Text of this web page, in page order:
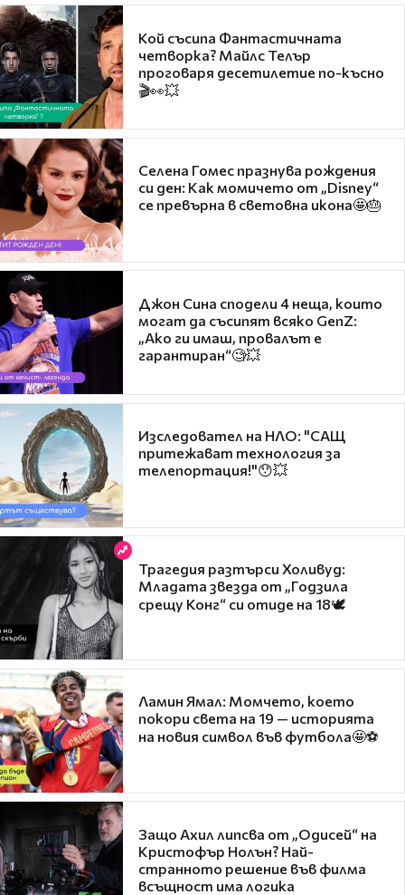
Кой съсипа Фантастичната
четворка? Майлс Телър
проговаря десетилетие по-късно
🎬👀💥
Селена Гомес празнува рождения
си ден: Как момичето от „Disney“
се превърна в световна икона🤩🎂
Джон Сина сподели 4 неща, които
могат да съсипят всяко GenZ:
„Ако ги имаш, провалът е
гарантиран“🧐💥
Изследовател на НЛО: "САЩ
притежават технология за
телепортация!"😯💥
Трагедия разтърси Холивуд:
Младата звезда от „Годзила
срещу Конг“ си отиде на 18🕊️
Ламин Ямал: Момчето, което
покори света на 19 — историята
на новия символ във футбола🤩⚽
Защо Ахил липсва от „Одисей“ на
Кристофър Нолън? Най-
странното решение във филма
всъщност има логика